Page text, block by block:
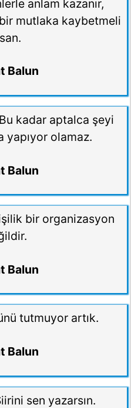
anlam kazanır,
mutlaka kaybetmeli
Balun
kadar aptalca şeyi
yapıyor olamaz.
Balun
bir organizasyon
Balun
tutmuyor artık.
Balun
sen yazarsın.